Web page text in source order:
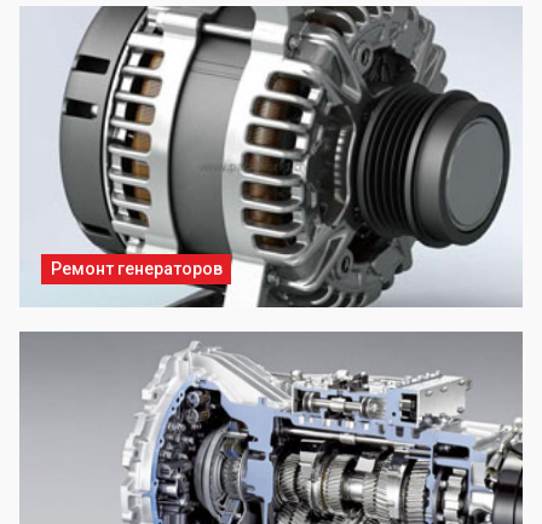
Ремонт генераторов